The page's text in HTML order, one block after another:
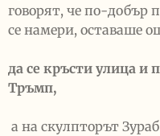
говорят, че по-добър
се намери, оставаше
да се кръсти улица и
Тръмп,
а на скулпторът